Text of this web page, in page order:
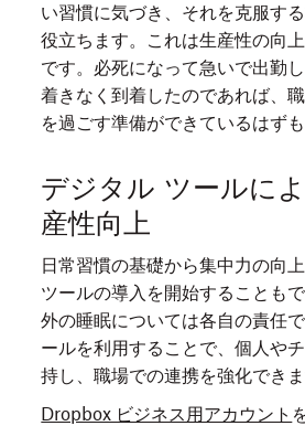
い習慣に気づき、それを克服す
役立ちます。これは生産性の向
です。必死になって急いで出勤
着きなく到着したのであれば、
を過ごす準備ができているはずも
デジタル ツールに
産性向上
日常習慣の基礎から集中力の向
ツールの導入を開始することも
外の睡眠については各自の責任
ールを利用することで、個人や
持し、職場での連携を強化できま
Dropbox ビジネス用アカウント